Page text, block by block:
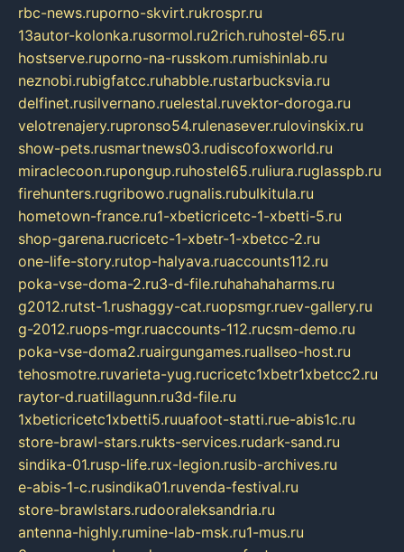
rbc-news.ruporno-skvirt.rukrospr.ru
13autor-kolonka.rusormol.ru2rich.ruhostel-65.ru
hostserve.ruporno-na-russkom.rumishinlab.ru
neznobi.rubigfatcc.ruhabble.rustarbucksvia.ru
delfinet.rusilvernano.ruelestal.ruvektor-doroga.ru
velotrenajery.rupronso54.rulenasever.rulovinskix.ru
show-pets.rusmartnews03.rudiscofoxworld.ru
miraclecoon.rupongup.ruhostel65.ruliura.ruglasspb.ru
firehunters.rugribowo.rugnalis.rubulkitula.ru
hometown-france.ru1-xbeticricetc-1-xbetti-5.ru
shop-garena.rucricetc-1-xbetr-1-xbetcc-2.ru
one-life-story.rutop-halyava.ruaccounts112.ru
poka-vse-doma-2.ru3-d-file.ruhahahaharms.ru
g2012.rutst-1.rushaggy-cat.ruopsmgr.ruev-gallery.ru
g-2012.ruops-mgr.ruaccounts-112.rucsm-demo.ru
poka-vse-doma2.ruairgungames.ruallseo-host.ru
tehosmotre.ruvarieta-yug.rucricetc1xbetr1xbetcc2.ru
raytor-d.ruatillagunn.ru3d-file.ru
1xbeticricetc1xbetti5.ruuafoot-statti.rue-abis1c.ru
store-brawl-stars.rukts-services.rudark-sand.ru
sindika-01.rusp-life.rux-legion.rusib-archives.ru
e-abis-1-c.rusindika01.ruvenda-festival.ru
store-brawlstars.rudooraleksandria.ru
antenna-highly.rumine-lab-msk.ru1-mus.ru